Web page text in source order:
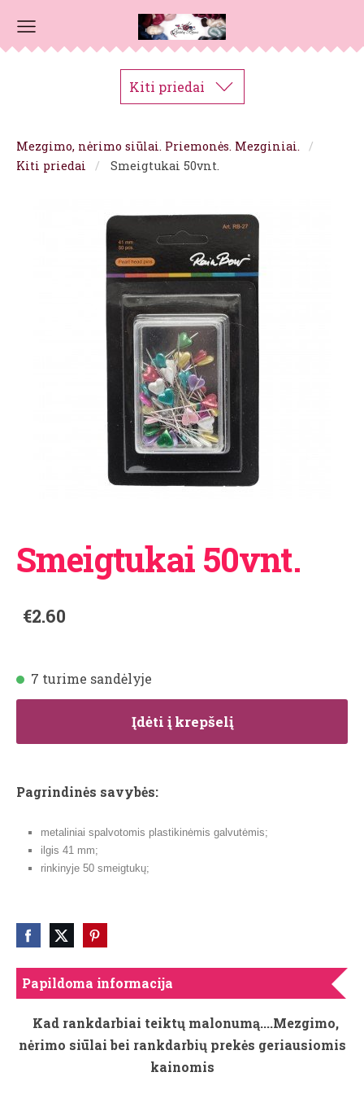
Kiti priedai
Papildoma informacija
Kad rankdarbiai teiktų malonumą....Mezgimo,
nėrimo siūlai bei rankdarbių prekės geriausiomis
kainomis
Mezgimo, nėrimo siūlai. Priemonės. Mezginiai.
Kiti priedai
Smeigtukai 50vnt.
Smeigtukai 50vnt.
€2.60
7 turime sandėlyje
Įdėti į krepšelį
Pagrindinės savybės:
metaliniai spalvotomis plastikinėmis galvutėmis;
ilgis 41 mm;
rinkinyje 50 smeigtukų;